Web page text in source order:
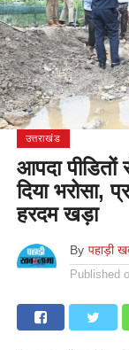
उत्तराखंड
आपदा
दिया भरोसा,
हरदम खड़ा
By पहाड़ी
Published